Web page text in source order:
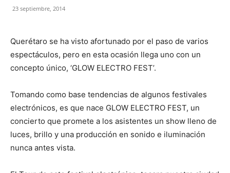
23 septiembre, 2014
Querétaro se ha visto afortunado por el paso de varios
espectáculos, pero en esta ocasión llega uno con un
concepto único, ‘GLOW ELECTRO FEST’.
Tomando como base tendencias de algunos festivales
electrónicos, es que nace GLOW ELECTRO FEST, un
concierto que promete a los asistentes un show lleno de
luces, brillo y una producción en sonido e iluminación
nunca antes vista.